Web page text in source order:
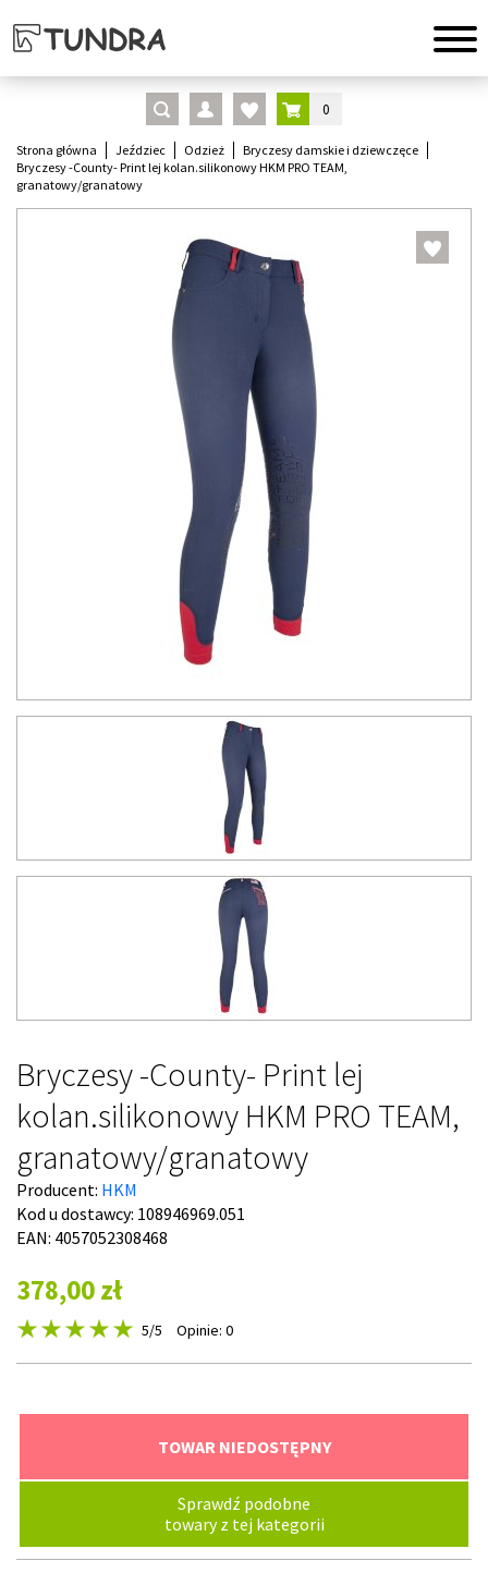
0
Strona główna Jeździec Odzież
Bryczesy damskie i dziewczęce
Bryczesy -County- Print lej kolan.silikonowy HKM PRO TEAM,
granatowy/granatowy
Bryczesy -County- Print lej
kolan.silikonowy HKM PRO TEAM,
granatowy/granatowy
Producent: HKM
Kod u dostawcy: 108946969.051
EAN: 4057052308468
378,00 zł
5/5 Opinie: 0
TOWAR NIEDOSTĘPNY
Sprawdź podobne
towary z tej kategorii